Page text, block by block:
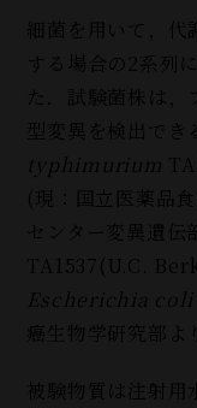
細菌を用いて，代
する場合の2系列
た．試験菌株は，
型変異を検出でき
typhimurium
( 現：国立医薬品
センター変異遺伝
TA1537(U.C.
Escherichia coli
癌生物学研究部よ
被験物質は注射